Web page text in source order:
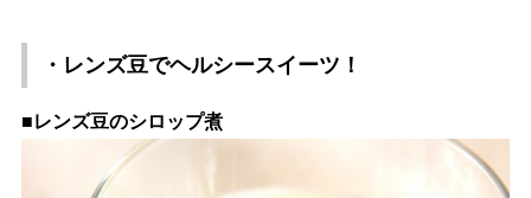
・レンズ豆でヘルシースイーツ！
■レンズ豆のシロップ煮